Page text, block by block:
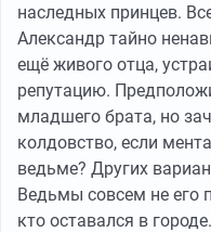
наследных принцев.
Александр тайно
ещё живого отца,
репутацию.
младшего брата, но
колдовство, если
ведьме? Других
Ведьмы совсем не его
кто оставался в городе.